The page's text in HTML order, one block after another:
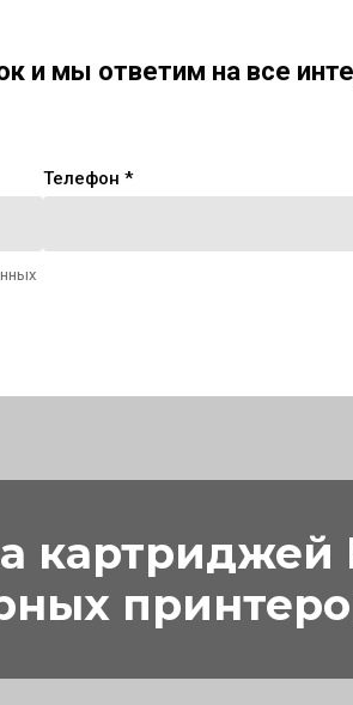
и мы ответим на все
Телефон *
картриджей